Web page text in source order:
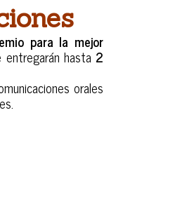
para la mejor
entregarán hasta 2
orales